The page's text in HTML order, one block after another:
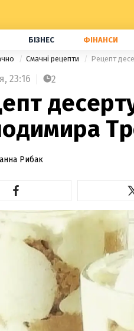
БІЗНЕС ФІНАНСИ
Смачні рецепти Рецепт
23:16 2
Рибак